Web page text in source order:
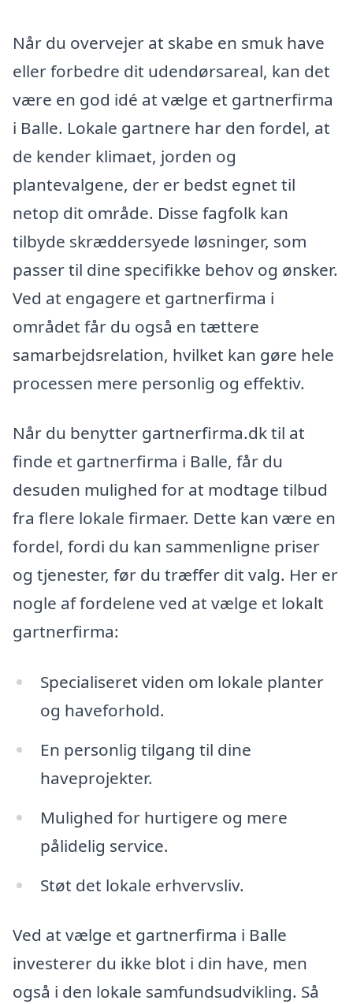
Når du overvejer at skabe en smuk have
eller forbedre dit udendørsareal, kan det
være en god idé at vælge et gartnerfirma
i Balle. Lokale gartnere har den fordel, at
de kender klimaet, jorden og
plantevalgene, der er bedst egnet til
netop dit område. Disse fagfolk kan
tilbyde skræddersyede løsninger, som
passer til dine specifikke behov og ønsker.
Ved at engagere et gartnerfirma i
området får du også en tættere
samarbejdsrelation, hvilket kan gøre hele
processen mere personlig og effektiv.
Når du benytter gartnerfirma.dk til at
finde et gartnerfirma i Balle, får du
desuden mulighed for at modtage tilbud
fra flere lokale firmaer. Dette kan være en
fordel, fordi du kan sammenligne priser
og tjenester, før du træffer dit valg. Her er
nogle af fordelene ved at vælge et lokalt
gartnerfirma:
Specialiseret viden om lokale planter
og haveforhold.
En personlig tilgang til dine
haveprojekter.
Mulighed for hurtigere og mere
pålidelig service.
Støt det lokale erhvervsliv.
Ved at vælge et gartnerfirma i Balle
investerer du ikke blot i din have, men
også i den lokale samfundsudvikling. Så